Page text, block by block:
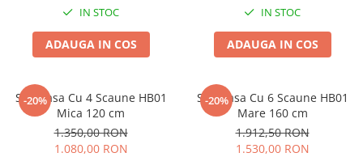
IN STOC
ADAUGA IN COS
IN STOC
ADAUGA IN COS
-20%
Set Masa Cu 4 Scaune HB01
Mica 120 cm
1.350,00 RON
1.080,00 RON
-20%
Set Masa Cu 6 Scaune HB01
Mare 160 cm
1.912,50 RON
1.530,00 RON